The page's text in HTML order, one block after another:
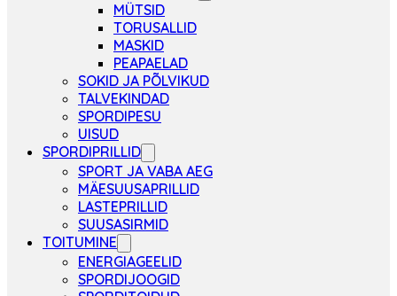
MÜTSID
TORUSALLID
MASKID
PEAPAELAD
SOKID JA PÕLVIKUD
TALVEKINDAD
SPORDIPESU
UISUD
SPORDIPRILLID
SPORT JA VABA AEG
MÄESUUSAPRILLID
LASTEPRILLID
SUUSASIRMID
TOITUMINE
ENERGIAGEELID
SPORDIJOOGID